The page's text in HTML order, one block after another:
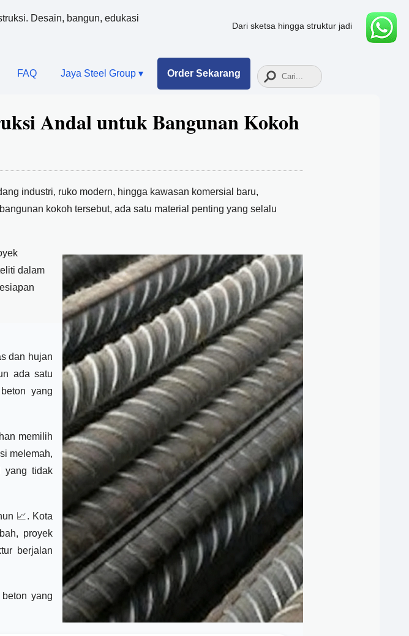
Desain, bangun, edukasi
Dari sketsa hingga struktur jadi
FAQ Jaya Steel Group ▾ Order Sekarang
Andal untuk Bangunan Kokoh
industri, ruko modern, hingga kawasan komersial baru,
kokoh tersebut, ada satu material penting yang selalu
dalam
dan hujan
ada satu
yang
memilih
melemah,
yang tidak
📈. Kota
proyek
berjalan
yang